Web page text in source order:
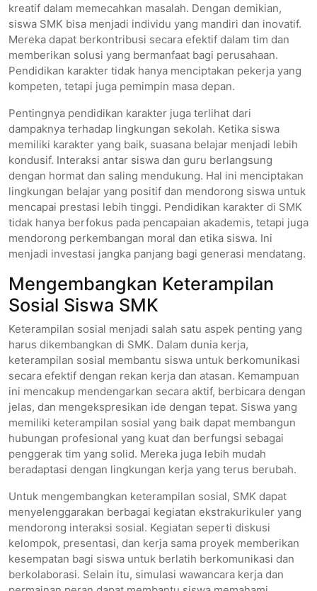
kreatif dalam memecahkan masalah. Dengan demikian,
siswa SMK bisa menjadi individu yang mandiri dan inovatif.
Mereka dapat berkontribusi secara efektif dalam tim dan
memberikan solusi yang bermanfaat bagi perusahaan.
Pendidikan karakter tidak hanya menciptakan pekerja yang
kompeten, tetapi juga pemimpin masa depan.
Pentingnya pendidikan karakter juga terlihat dari
dampaknya terhadap lingkungan sekolah. Ketika siswa
memiliki karakter yang baik, suasana belajar menjadi lebih
kondusif. Interaksi antar siswa dan guru berlangsung
dengan hormat dan saling mendukung. Hal ini menciptakan
lingkungan belajar yang positif dan mendorong siswa untuk
mencapai prestasi lebih tinggi. Pendidikan karakter di SMK
tidak hanya berfokus pada pencapaian akademis, tetapi juga
mendorong perkembangan moral dan etika siswa. Ini
menjadi investasi jangka panjang bagi generasi mendatang.
Mengembangkan Keterampilan
Sosial Siswa SMK
Keterampilan sosial menjadi salah satu aspek penting yang
harus dikembangkan di SMK. Dalam dunia kerja,
keterampilan sosial membantu siswa untuk berkomunikasi
secara efektif dengan rekan kerja dan atasan. Kemampuan
ini mencakup mendengarkan secara aktif, berbicara dengan
jelas, dan mengekspresikan ide dengan tepat. Siswa yang
memiliki keterampilan sosial yang baik dapat membangun
hubungan profesional yang kuat dan berfungsi sebagai
penggerak tim yang solid. Mereka juga lebih mudah
beradaptasi dengan lingkungan kerja yang terus berubah.
Untuk mengembangkan keterampilan sosial, SMK dapat
menyelenggarakan berbagai kegiatan ekstrakurikuler yang
mendorong interaksi sosial. Kegiatan seperti diskusi
kelompok, presentasi, dan kerja sama proyek memberikan
kesempatan bagi siswa untuk berlatih berkomunikasi dan
berkolaborasi. Selain itu, simulasi wawancara kerja dan